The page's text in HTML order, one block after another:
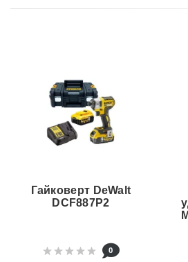
Гайковерт DeWalt
DCF887P2
0